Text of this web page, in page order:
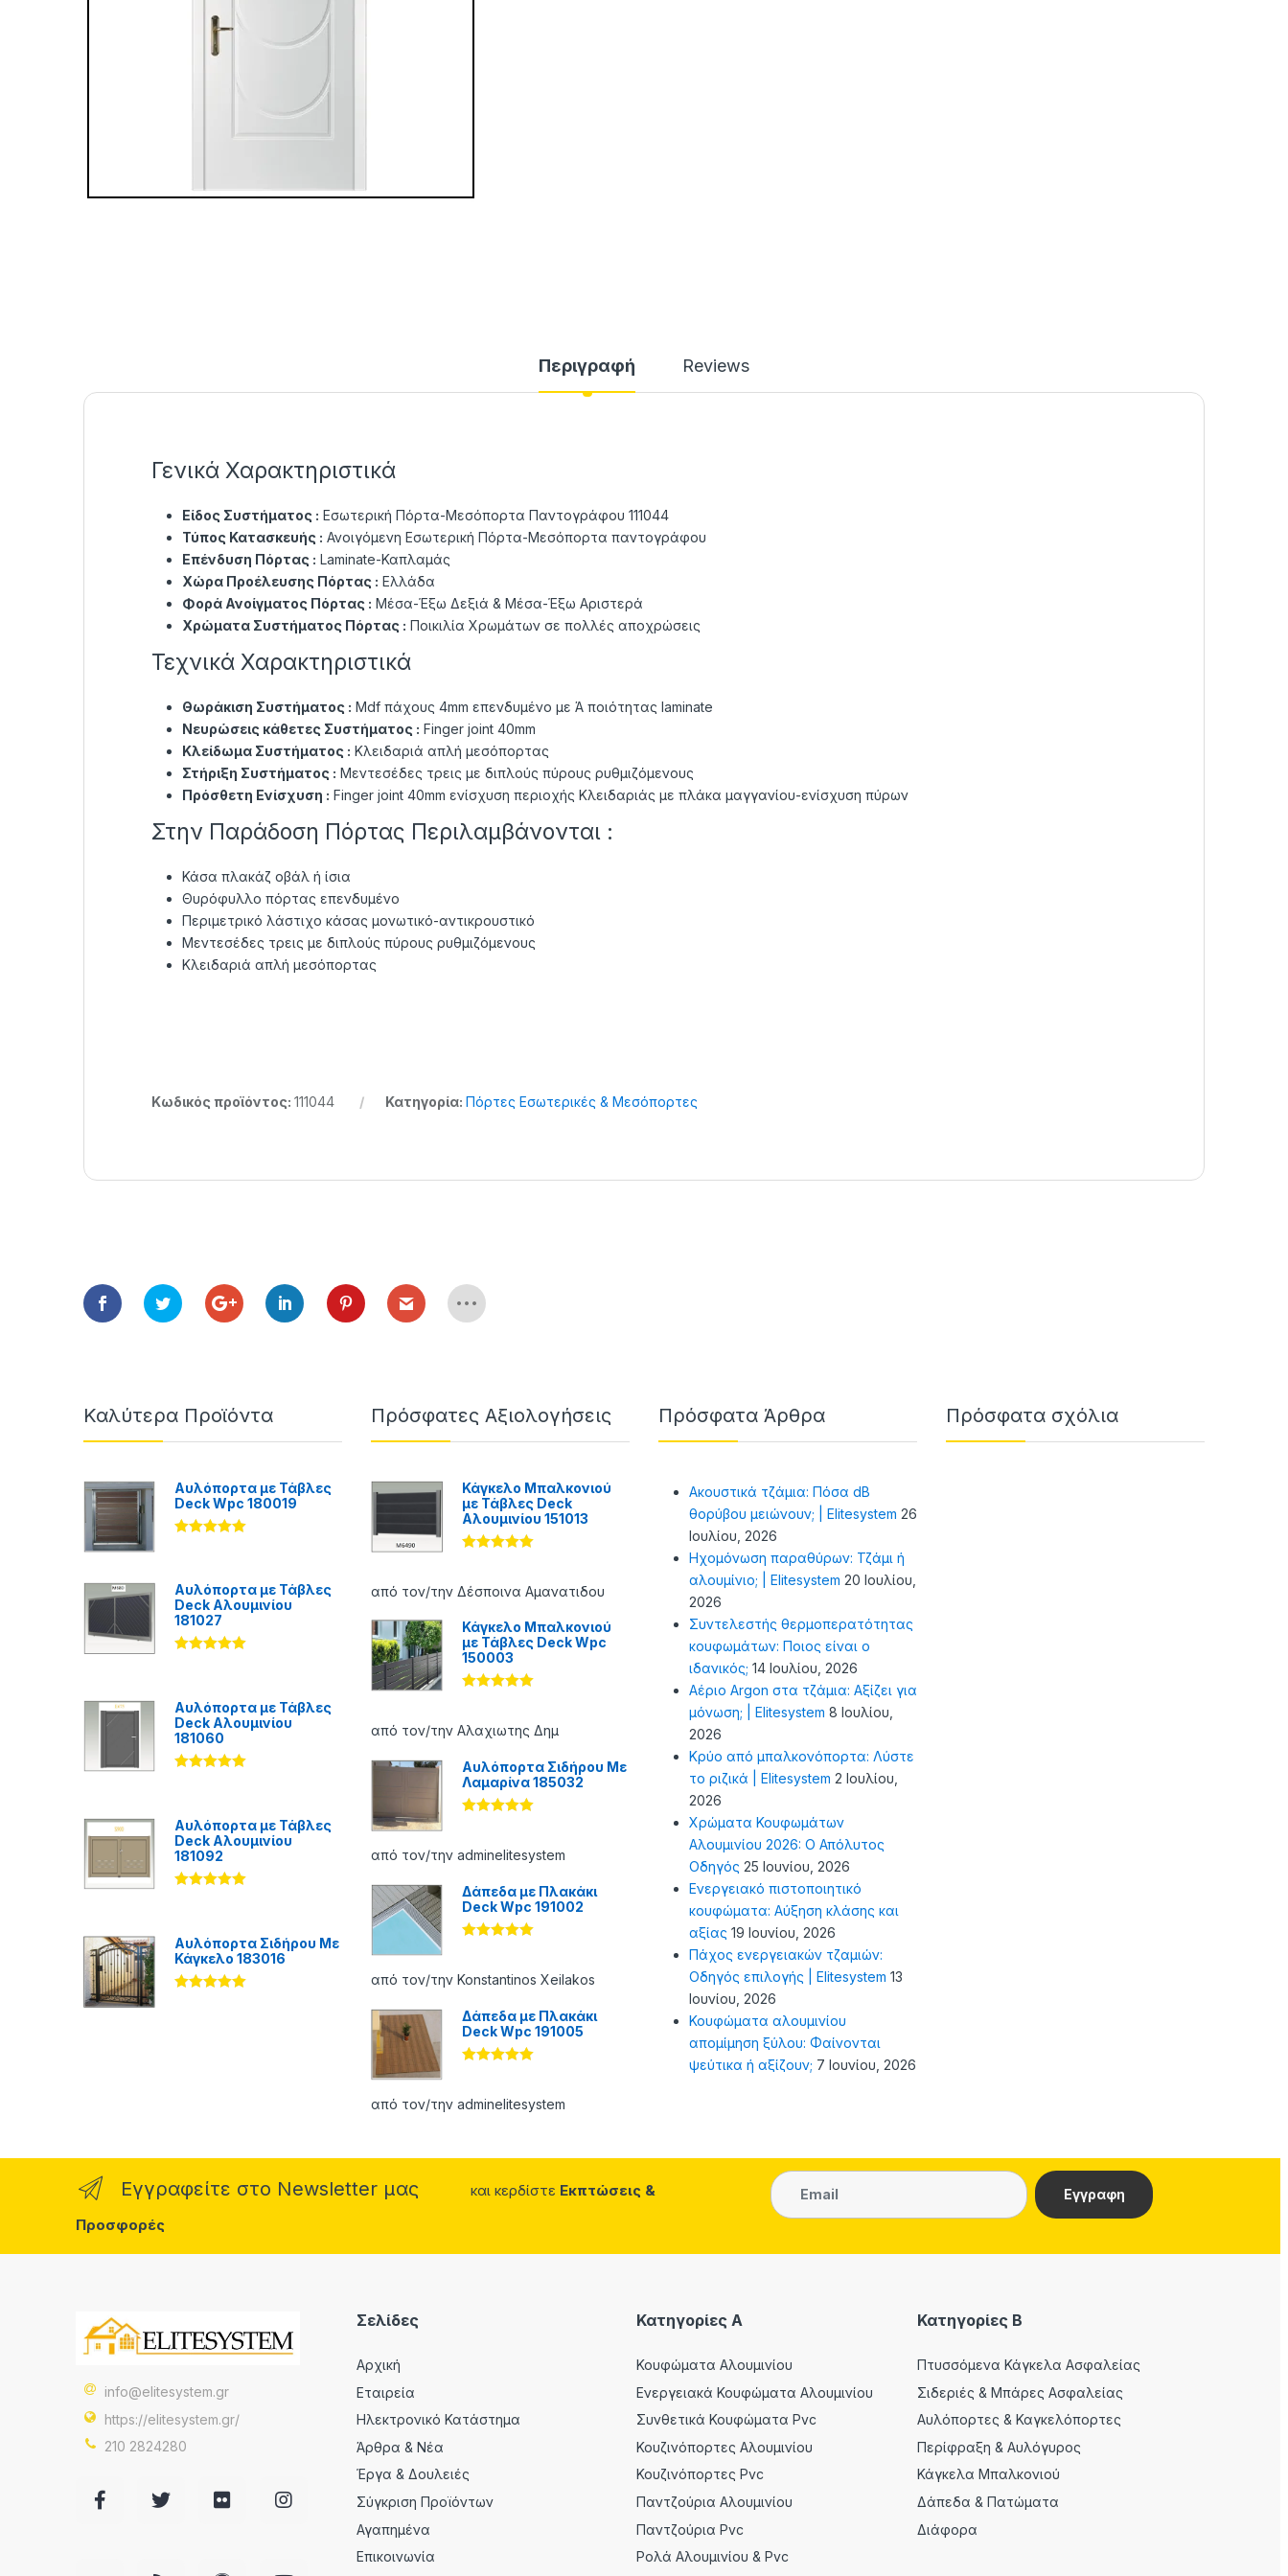
Περιγραφή Reviews
Γενικά Χαρακτηριστικά
Είδος Συστήματος : Εσωτερική Πόρτα-Μεσόπορτα Παντογράφου 111044
Τύπος Κατασκευής : Ανοιγόμενη Εσωτερική Πόρτα-Μεσόπορτα παντογράφου
Επένδυση Πόρτας : Laminate-Καπλαμάς
Χώρα Προέλευσης Πόρτας : Ελλάδα
Φορά Ανοίγματος Πόρτας : Μέσα-Έξω Δεξιά & Μέσα-Έξω Αριστερά
Χρώματα Συστήματος Πόρτας : Ποικιλία Χρωμάτων σε πολλές αποχρώσεις
Τεχνικά Χαρακτηριστικά
Θωράκιση Συστήματος : Mdf πάχους 4mm επενδυμένο με Ά ποιότητας laminate
Νευρώσεις κάθετες Συστήματος : Finger joint 40mm
Κλείδωμα Συστήματος : Κλειδαριά απλή μεσόπορτας
Στήριξη Συστήματος : Μεντεσέδες τρεις με διπλούς πύρους ρυθμιζόμενους
Πρόσθετη Ενίσχυση : Finger joint 40mm ενίσχυση περιοχής Κλειδαριάς με πλάκα μαγγανίου-ενίσχυση πύρων
Στην Παράδοση Πόρτας Περιλαμβάνονται :
Κάσα πλακάζ οβάλ ή ίσια
Θυρόφυλλο πόρτας επενδυμένο
Περιμετρικό λάστιχο κάσας μονωτικό-αντικρουστικό
Μεντεσέδες τρεις με διπλούς πύρους ρυθμιζόμενους
Κλειδαριά απλή μεσόπορτας
Κωδικός προϊόντος: 111044 Κατηγορία: Πόρτες Εσωτερικές & Μεσόπορτες
Καλύτερα Προϊόντα
Αυλόπορτα με Τάβλες
Deck Wpc 180019
Αυλόπορτα με Τάβλες
Deck Αλουμινίου
181027
Αυλόπορτα με Τάβλες
Deck Αλουμινίου
181060
Αυλόπορτα με Τάβλες
Deck Αλουμινίου
181092
Αυλόπορτα Σιδήρου Με
Κάγκελο 183016
Πρόσφατες Αξιολογήσεις
Κάγκελο Μπαλκονιού
με Τάβλες Deck
Αλουμινίου 151013
από 5
από τον/την Δέσποινα Αμανατιδου
Κάγκελο Μπαλκονιού
με Τάβλες Deck Wpc
150003
από 5
από τον/την Αλαχιωτης Δημ
Αυλόπορτα Σιδήρου Με
Λαμαρίνα 185032
από 5
από τον/την adminelitesystem
Δάπεδα με Πλακάκι
Deck Wpc 191002
από 5
από τον/την Konstantinos Xeilakos
Δάπεδα με Πλακάκι
Deck Wpc 191005
από 5
από τον/την adminelitesystem
Πρόσφατα Άρθρα
Ακουστικά τζάμια: Πόσα dB
θορύβου μειώνουν; | Elitesystem 26
Ιουλίου, 2026
Ηχομόνωση παραθύρων: Τζάμι ή
αλουμίνιο; | Elitesystem 20 Ιουλίου,
2026
Συντελεστής θερμοπερατότητας
κουφωμάτων: Ποιος είναι ο
ιδανικός; 14 Ιουλίου, 2026
Αέριο Argon στα τζάμια: Αξίζει για
μόνωση; | Elitesystem 8 Ιουλίου,
2026
Κρύο από μπαλκονόπορτα: Λύστε
το ριζικά | Elitesystem 2 Ιουλίου,
2026
Χρώματα Κουφωμάτων
Αλουμινίου 2026: Ο Απόλυτος
Οδηγός 25 Ιουνίου, 2026
Ενεργειακό πιστοποιητικό
κουφώματα: Αύξηση κλάσης και
αξίας 19 Ιουνίου, 2026
Πάχος ενεργειακών τζαμιών:
Οδηγός επιλογής | Elitesystem 13
Ιουνίου, 2026
Κουφώματα αλουμινίου
απομίμηση ξύλου: Φαίνονται
ψεύτικα ή αξίζουν; 7 Ιουνίου, 2026
Πρόσφατα σχόλια
Εγγραφείτε στο Newsletter μας και κερδίστε Εκπτώσεις &
Προσφορές
info@elitesystem.gr
https://elitesystem.gr/
210 2824280
Σελίδες
Αρχική
Εταιρεία
Ηλεκτρονικό Κατάστημα
Άρθρα & Νέα
Έργα & Δουλειές
Σύγκριση Προϊόντων
Αγαπημένα
Επικοινωνία
Κατηγορίες A
Κουφώματα Αλουμινίου
Ενεργειακά Κουφώματα Αλουμινίου
Συνθετικά Κουφώματα Pvc
Κουζινόπορτες Αλουμινίου
Κουζινόπορτες Pvc
Παντζούρια Αλουμινίου
Παντζούρια Pvc
Ρολά Αλουμινίου & Pvc
Κατηγορίες Β
Πτυσσόμενα Κάγκελα Ασφαλείας
Σιδεριές & Μπάρες Ασφαλείας
Αυλόπορτες & Καγκελόπορτες
Περίφραξη & Αυλόγυρος
Κάγκελα Μπαλκονιού
Δάπεδα & Πατώματα
Διάφορα